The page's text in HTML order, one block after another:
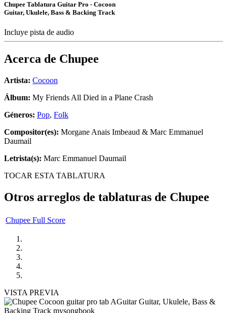
Chupee Tablatura Guitar Pro - Cocoon
Guitar, Ukulele, Bass & Backing Track
Incluye pista de audio
Acerca de Chupee
Artista: Cocoon
Álbum: My Friends All Died in a Plane Crash
Géneros: Pop, Folk
Compositor(es): Morgane Anais Imbeaud & Marc Emmanuel
Daumail
Letrista(s): Marc Emmanuel Daumail
TOCAR ESTA TABLATURA
Otros arreglos de tablaturas de Chupee
Chupee Full Score
VISTA PREVIA